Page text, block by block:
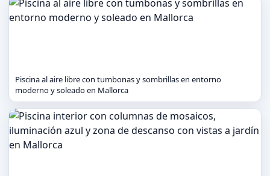
Piscina al aire libre con tumbonas y sombrillas en entorno
moderno y soleado en Mallorca